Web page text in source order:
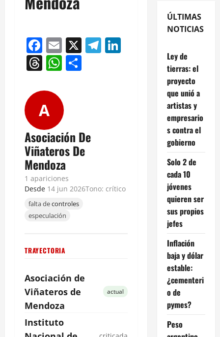
Facebook
Email
X Telegram
Threads
WhatsApp
A
Asociación De
Viñateros De
Mendoza
1 apariciones
Desde 14 jun 2026Tono: crítico
falta decontroles
especulación
TRAYECTORIA
Asociación de
Viñateros de
Mendoza
actual
Instituto
ÚLTIMAS
NOTICIAS
Ley de
tierras: el
proyecto
que unió a
artistas y
empresario
s contra el
gobierno
Solo 2 de
cada 10
jóvenes
quieren ser
sus propios
jefes
Inflación
baja y dólar
estable:
¿cementeri
o de
pymes?
Peso